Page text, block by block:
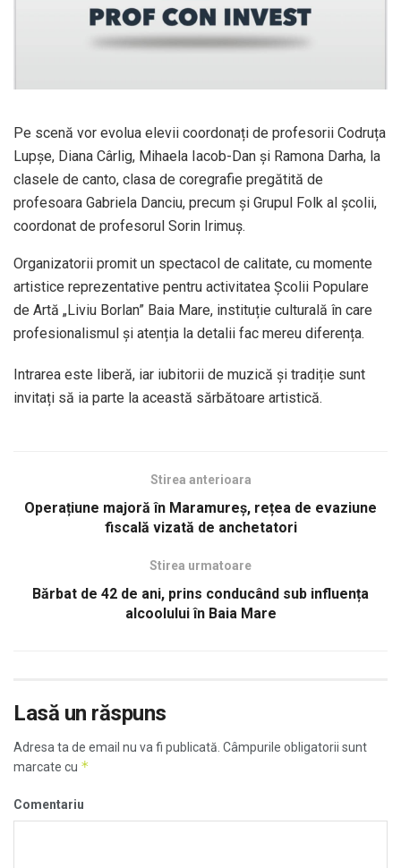
Pe scenă vor evolua elevii coordonați de profesorii Codruța
Lupșe, Diana Cârlig, Mihaela Iacob-Dan și Ramona Darha, la
clasele de canto, clasa de coregrafie pregătită de
profesoara Gabriela Danciu, precum și Grupul Folk al școlii,
coordonat de profesorul Sorin Irimuș.
Organizatorii promit un spectacol de calitate, cu momente
artistice reprezentative pentru activitatea Școlii Populare
de Artă „Liviu Borlan” Baia Mare, instituție culturală în care
profesionalismul și atenția la detalii fac mereu diferența.
Intrarea este liberă, iar iubitorii de muzică și tradiție sunt
invitați să ia parte la această sărbătoare artistică.
Stirea anterioara
Operațiune majoră în Maramureș, rețea de evaziune
fiscală vizată de anchetatori
Stirea urmatoare
Bărbat de 42 de ani, prins conducând sub influența
alcoolului în Baia Mare
Lasă un răspuns
Adresa ta de email nu va fi publicată. Câmpurile obligatorii sunt
marcate cu *
Comentariu